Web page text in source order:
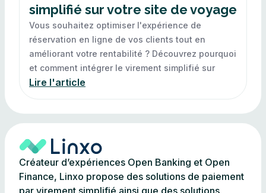
simplifié sur votre site de voyage
Vous souhaitez optimiser l'expérience de
réservation en ligne de vos clients tout en
améliorant votre rentabilité ? Découvrez pourquoi
et comment intégrer le virement simplifié sur
Lire l'article
Créateur d’expériences Open Banking et Open
Finance, Linxo propose des solutions de paiement
par virement simplifié ainsi que des solutions